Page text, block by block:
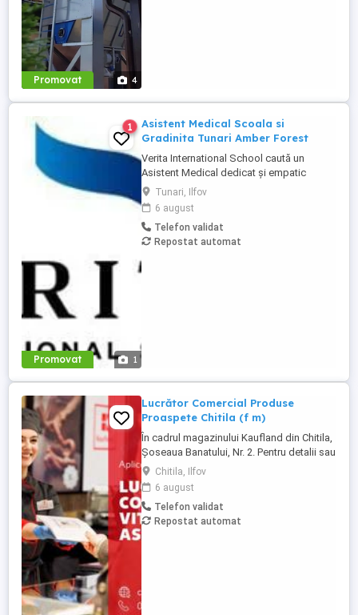
Promovat 4
Promovat 1
1
Asistent Medical Scoala si
Gradinita Tunari Amber Forest
Verita International School caută un
Asistent Medical dedicat și empatic
pentru campusul din Tunari, Ilfov in cadrul
Amber Forest. Vei juca un rol esențial în
asigurarea unui mediu sigur și sănătos
pentru elevi și comunitatea școlară.
Responsabilități principale: Acordarea
Tunari, Ilfov
6 august
Telefon validat
Repostat automat
Lucrător Comercial Produse
Proaspete Chitila (f m)
În cadrul magazinului Kaufland din Chitila,
Șoseaua Banatului, Nr. 2. Pentru detalii sau
pentru a aplica, sună la 021 91 32 sau
depune-ți CV-ul online pe
cariere.kaufland.ro Beneficiile tale Salariu
de 5250 lei brut (pentru un program de
lucru de 8 ore pe zi) și bonuri de masă
Chitila, Ilfov
6 august
Telefon validat
Repostat automat